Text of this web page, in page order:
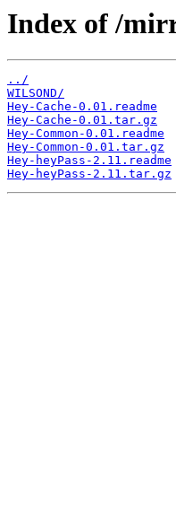
Index of /
../
WILSOND/
Hey-Cache-0.01.readme
Hey-Cache-0.01.tar.gz
Hey-Common-0.01.readme
Hey-Common-0.01.tar.gz
Hey-heyPass-2.11.readme
Hey-heyPass-2.11.tar.gz